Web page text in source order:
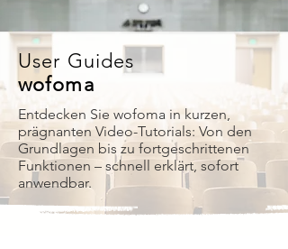
User Guides
wofoma
Entdecken Sie wofoma in kurzen,
prägnanten Video-Tutorials: Von den
Grundlagen bis zu fortgeschrittenen
Funktionen – schnell erklärt, sofort
anwendbar.